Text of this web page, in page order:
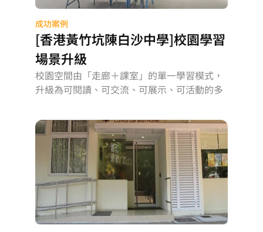
成功案例
[香港黃竹坑陳白沙中學]校園學習
場景升級
校園空間由「走廊＋課室」的單一學習模式，
升級為可閱讀、可交流、可展示、可活動的多